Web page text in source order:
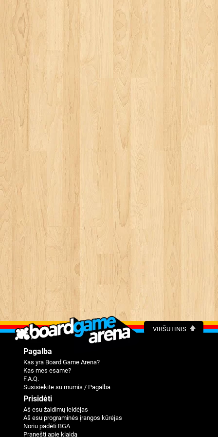
VIRŠUTINIS
Pagalba
Kas yra Board Game Arena?
Kas mes esame?
F.A.Q.
Susisiekite su mumis / Pagalba
Prisidėti
Aš esu žaidimų leidėjas
Aš esu programinės įrangos kūrėjas
Noriu padėti BGA
Pranešti apie klaidą